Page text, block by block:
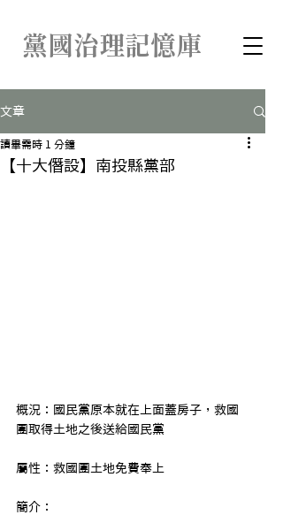
​黨國治理記憶庫
文章
【十大僭設】南投縣黨部
讀畢需時 1 分鐘
概況：國民黨原本就在上面蓋房子，救國
團取得土地之後送給國民黨
屬性：救國團土地免費奉上
簡介：